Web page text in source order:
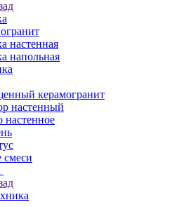
настенная
напольная
керамогранит
настенный
настенное
смеси